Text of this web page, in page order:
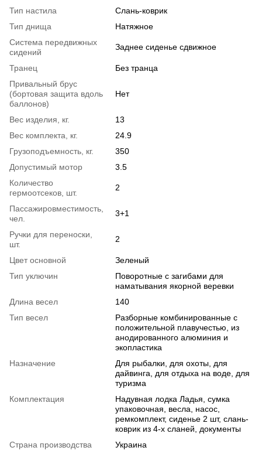
Тип настила
Слань-коврик
Тип днища
Натяжное
Система передвижных
сидений
Заднее сиденье сдвижное
Транец
Без транца
Привальный брус
(бортовая защита вдоль
баллонов)
Нет
Вес изделия, кг.
13
Вес комплекта, кг.
24.9
Грузоподъемность, кг.
350
Допустимый мотор
3.5
Количество
гермоотсеков, шт.
2
Пассажировместимость,
чел.
3+1
Ручки для переноски,
шт.
2
Цвет основной
Зеленый
Тип уключин
Поворотные с загибами для
наматывания якорной веревки
Длина весел
140
Тип весел
Разборные комбинированные с
положительной плавучестью, из
анодированного алюминия и
экопластика
Назначение
Для рыбалки, для охоты, для
дайвинга, для отдыха на воде, для
туризма
Комплектация
Надувная лодка Ладья, сумка
упаковочная, весла, насос,
ремкомплект, сиденье 2 шт, слань-
коврик из 4-х сланей, документы
Страна производства
Украина